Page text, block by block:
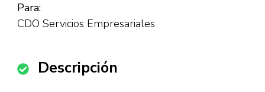
Para:
CDO Servicios Empresariales
Descripción